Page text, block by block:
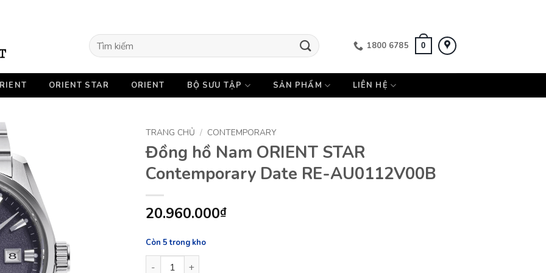
Tìm
kiếm:
1800 6785 0
ORIENT STAR ORIENT BỘ SƯU TẬP SẢN PHẨM LIÊN HỆ
TRANG CHỦ / CONTEMPORARY
Đồng hồ Nam ORIENT STAR
Contemporary Date RE-AU0112V00B
20.960.000₫
Còn 5 trong kho
Đồng hồ Nam ORIENT STAR Contemporary Date RE-AU0112V00B số lượng